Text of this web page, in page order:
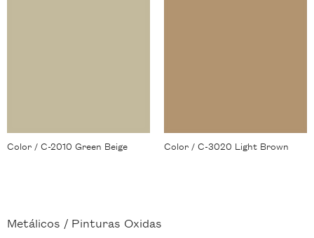
Color / C-2010 Green Beige Color / C-3020 Light Brown
Metálicos / Pinturas Oxidas